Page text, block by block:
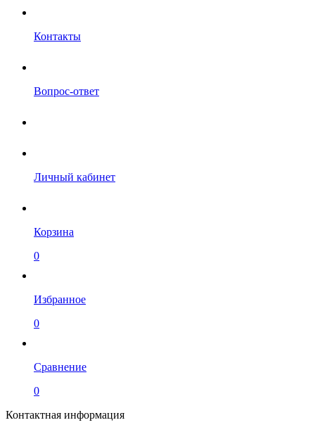
Контакты
Вопрос-ответ
Личный кабинет
Корзина
0
Избранное
0
Сравнение
0
Контактная информация